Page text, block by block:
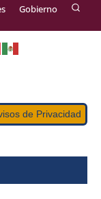
Gobierno
de Privacidad